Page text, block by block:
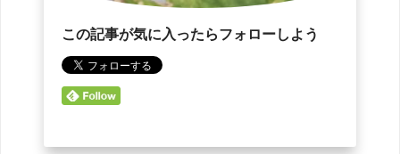
この記事が気に入ったらフォローしよう